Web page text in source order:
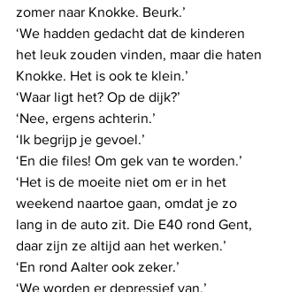
zomer naar Knokke. Beurk.’
‘We hadden gedacht dat de kinderen
het leuk zouden vinden, maar die haten
Knokke. Het is ook te klein.’
‘Waar ligt het? Op de dijk?’
‘Nee, ergens achterin.’
‘Ik begrijp je gevoel.’
‘En die files! Om gek van te worden.’
‘Het is de moeite niet om er in het
weekend naartoe gaan, omdat je zo
lang in de auto zit. Die E40 rond Gent,
daar zijn ze altijd aan het werken.’
‘En rond Aalter ook zeker.’
‘We worden er depressief van.’